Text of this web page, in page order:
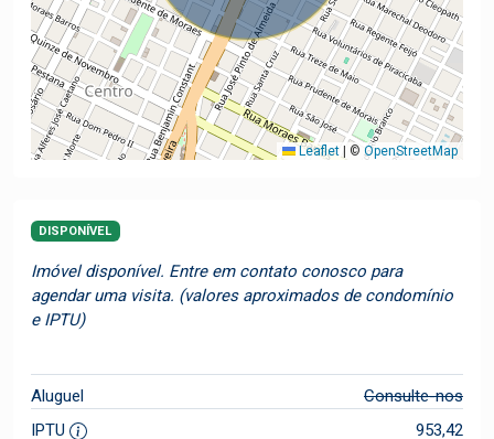
Leaflet © OpenStreetMap
DISPONÍVEL
Imóvel disponível. Entre em contato conosco para
agendar uma visita. (valores aproximados de condomínio
e IPTU)
Aluguel
Consulte-nos
IPTU
953,42